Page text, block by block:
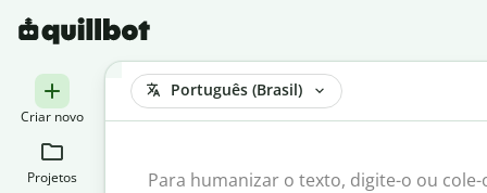
Criar novo
Projetos
Português (Brasil)